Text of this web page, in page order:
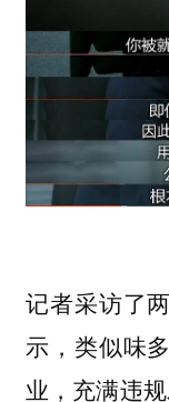
记者采访了
示，类似味
业，充满违